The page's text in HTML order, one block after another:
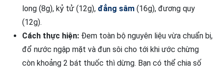
long (8g), kỷ tử (12g), đẳng sâm (16g), đương quy
(12g).
Cách thực hiện: Đem toàn bộ nguyên liệu vừa chuẩn bị,
đổ nước ngập mặt và đun sôi cho tới khi ước chừng
còn khoảng 2 bát thuốc thì dừng. Bạn có thể chia số